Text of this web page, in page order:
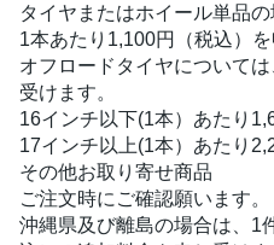
タイヤまたはホイール単品の
1本あたり1,100円（税込）を
オフロードタイヤについて
受けます。
16インチ以下(1本）あたり
17インチ以上(1本）あたり
その他お取り寄せ商品
ご注文時にご確認願います。
沖縄県及び離島の場合は、1